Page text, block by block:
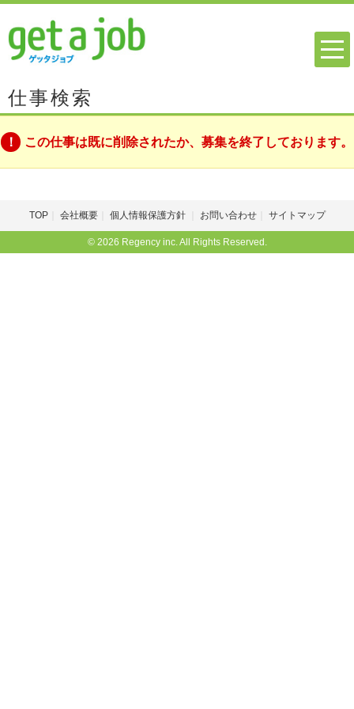
仕事検索
この仕事は既に削除されたか、募集を終了しております。
TOP 会社概要 個人情報保護方針 お問い合わせ サイトマップ
© 2026 Regency inc. All Rights Reserved.